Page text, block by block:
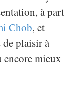
à part
Chob, et
de plaisir à
encore mieux